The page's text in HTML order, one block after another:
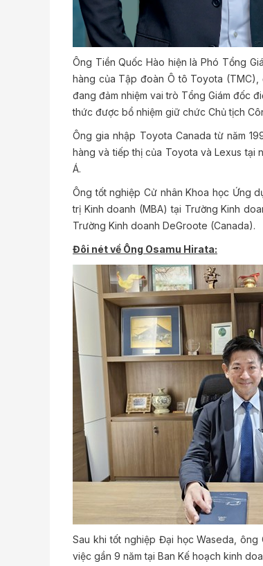
Ông Tiền Quốc Hào hiện là Phó Tổng
hàng của Tập đoàn Ô tô Toyota
đang đảm nhiệm vai trò Tổng Giám đốc
thức được bổ nhiệm giữ chức Chủ tịch
Ông gia nhập Toyota Canada từ năm
hàng và tiếp thị của Toyota và Lexus tại
Á.
Ông tốt nghiệp Cử nhân Khoa học Ứng
trị Kinh doanh (MBA) tại Trường Kinh
Trường Kinh doanh DeGroote (Canada).
Đôi nét về Ông Osamu Hirata:
Sau khi tốt nghiệp Đại học Waseda,
việc gần 9 năm tại Ban Kế hoạch kinh